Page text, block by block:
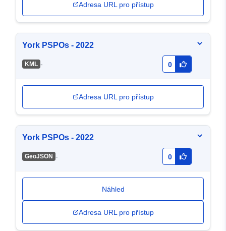
Adresa URL pro přístup
York PSPOs - 2022
KML - 0
Adresa URL pro přístup
York PSPOs - 2022
GeoJSON - 0
Náhled
Adresa URL pro přístup